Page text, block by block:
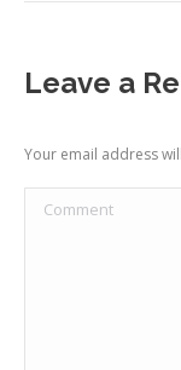
Leave a
Your email address
Comment